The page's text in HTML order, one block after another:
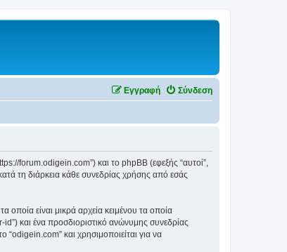
Σύνδεση
Εγγραφή
forum.odigein.com”) και το phpBB (εφεξής “αυτοί”,
τη διάρκεια κάθε συνεδρίας χρήσης από εσάς
είναι μικρά αρχεία κειμένου τα οποία
και ένα προσδιοριστικό ανώνυμης συνεδρίας
και χρησιμοποιείται για να